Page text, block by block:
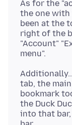
As for the
the one with
been at the
right of the
"Account"
tab, the
bookmark
the Duck
into that